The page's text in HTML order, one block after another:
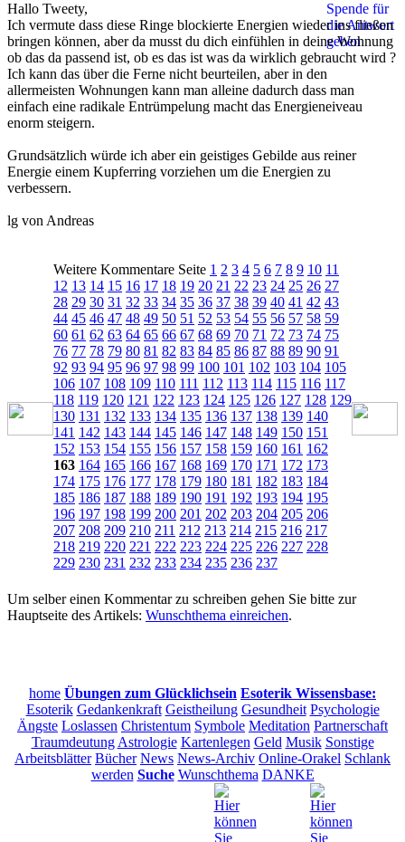
Hallo Tweety,
Ich vermute dass diese Ringe blockierte Energien wieder ins fließen
bringen können, aber da musst du dich einfühlen in deine Wohnung
ob das da passend ist, ob es das ist was da wirklich gebraucht wird ?
Ich kann das über die Ferne nicht beurteilen, aber in den
allermeisten Wohnungen kann man alleine dadurch dass man
einfach eine radikale Entrümpelung macht das Energieneiveau
enorm steigern.
Grundsätzlich würde ich aber ein geistiges Gebilde aus reiner
Energie einem Kupferring vorziehen um die Energien zu
verbessern.
lg von Andreas
Weitere Kommentare Seite 1 2 3 4 5 6 7 8 9 10 11
12 13 14 15 16 17 18 19 20 21 22 23 24 25 26 27
28 29 30 31 32 33 34 35 36 37 38 39 40 41 42 43
44 45 46 47 48 49 50 51 52 53 54 55 56 57 58 59
60 61 62 63 64 65 66 67 68 69 70 71 72 73 74 75
76 77 78 79 80 81 82 83 84 85 86 87 88 89 90 91
92 93 94 95 96 97 98 99 100 101 102 103 104 105
106 107 108 109 110 111 112 113 114 115 116 117
118 119 120 121 122 123 124 125 126 127 128 129
130 131 132 133 134 135 136 137 138 139 140
141 142 143 144 145 146 147 148 149 150 151
152 153 154 155 156 157 158 159 160 161 162
163 164 165 166 167 168 169 170 171 172 173
174 175 176 177 178 179 180 181 182 183 184
185 186 187 188 189 190 191 192 193 194 195
196 197 198 199 200 201 202 203 204 205 206
207 208 209 210 211 212 213 214 215 216 217
218 219 220 221 222 223 224 225 226 227 228
229 230 231 232 233 234 235 236 237
Um selber einen Kommentar zu schreiben gehen Sie bitte zur
Hauptseite des Artikels: Wunschthema einreichen.
home Übungen zum Glücklichsein Esoterik Wissensbase:
Esoterik Gedankenkraft Geistheilung Gesundheit Psychologie
Ängste Loslassen Christentum Symbole Meditation Partnerschaft
Traumdeutung Astrologie Kartenlegen Geld Musik Sonstige
Arbeitsblätter Bücher News News-Archiv Online-Orakel Schlank
werden Suche Wunschthema DANKE